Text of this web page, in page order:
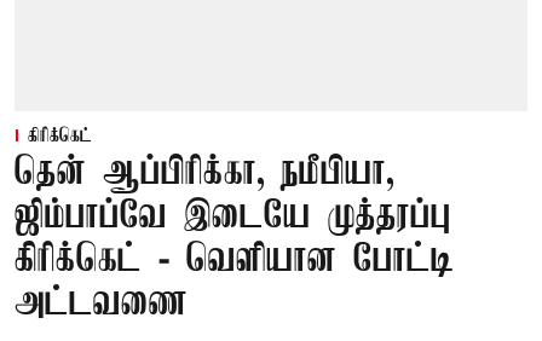
கிரிக்கெட்
தென் ஆப்பிரிக்கா, நமீபியா,
ஜிம்பாப்வே இடையே முத்தரப்பு
கிரிக்கெட் - வெளியான போட்டி
அட்டவணை